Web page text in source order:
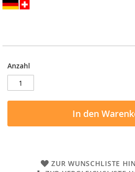
Anzahl
In den
ZUR WUNSCHLISTE